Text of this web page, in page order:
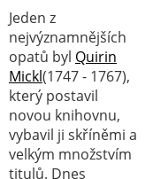
Jeden z
nejvýznamnějších
opatů byl Quirin
Mickl(1747 - 1767),
který postavil
novou knihovnu,
vybavil ji skříněmi a
velkým množstvím
titulů. Dnes